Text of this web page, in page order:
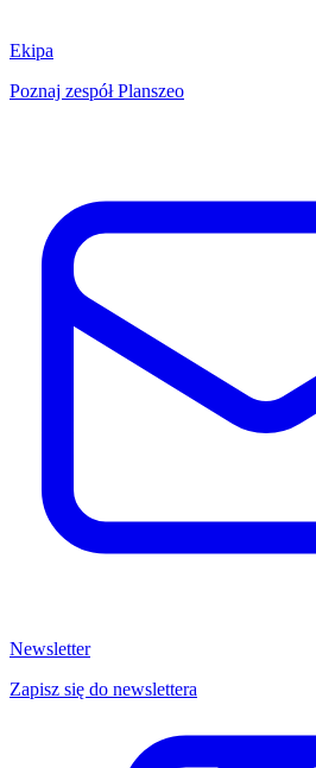
Ekipa
Poznaj zespół Planszeo
Newsletter
Zapisz się do newslettera